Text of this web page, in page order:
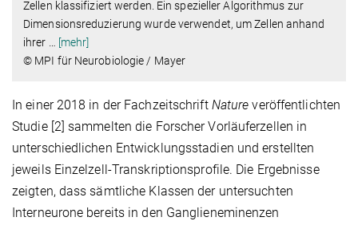
Zellen klassifiziert werden. Ein spezieller Algorithmus zur
Dimensionsreduzierung wurde verwendet, um Zellen anhand
ihrer
[mehr]
© MPI für Neurobiologie / Mayer
In einer 2018 in der Fachzeitschrift Nature veröffentlichten
Studie [2] sammelten die Forscher Vorläuferzellen in
unterschiedlichen Entwicklungsstadien und erstellten
jeweils Einzelzell-Transkriptionsprofile. Die Ergebnisse
zeigten, dass sämtliche Klassen der untersuchten
Interneurone bereits in den Ganglieneminenzen